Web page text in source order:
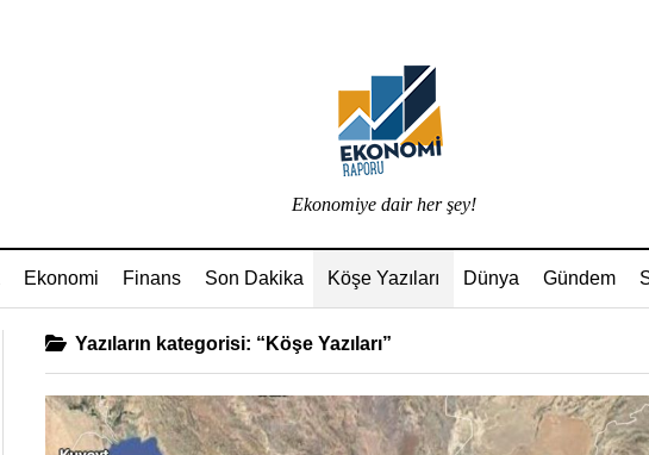
Ekonomiye dair her şey!
Ekonomi Finans Son Dakika Köşe Yazıları Dünya Gündem
Yazıların kategorisi: “Köşe Yazıları”